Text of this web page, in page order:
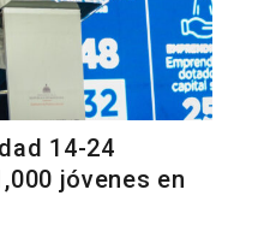
14-24
jóvenes en